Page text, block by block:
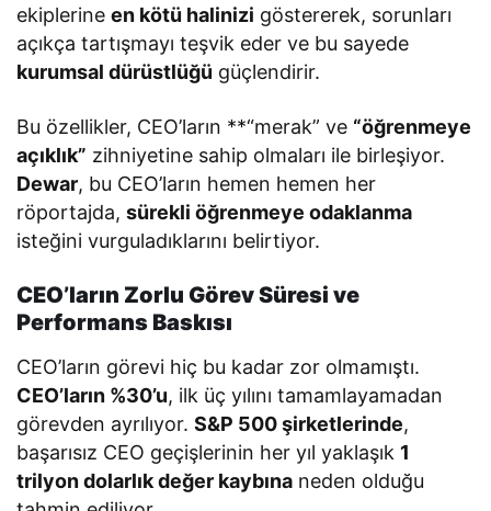
ekiplerineen kötü halinizi göstererek, sorunları
açıkça tartışmayı teşvik eder ve bu sayede
kurumsal dürüstlüğü güçlendirir.
Bu özellikler, CEO’ların **“merak” ve “öğrenmeye
açıklık” zihniyetine sahip olmaları ile birleşiyor.
Dewar, bu CEO’ların hemen hemen her
röportajda,sürekli öğrenmeye odaklanma
isteğini vurguladıklarını belirtiyor.
CEO’ların Zorlu Görev Süresi ve
Performans Baskısı
CEO’ların görevi hiç bu kadar zor olmamıştı.
CEO’ların %30’u, ilk üç yılını tamamlayamadan
görevden ayrılıyor.S&P 500 şirketlerinde,
başarısız CEO geçişlerinin her yıl yaklaşık 1
trilyon dolarlık değer kaybına neden olduğu